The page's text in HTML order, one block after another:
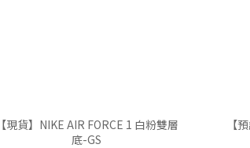
【現貨】NIKE AIR FORCE 1 白粉雙層
底-GS
【